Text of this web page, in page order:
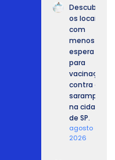
Descubra
os locais
com
menos
espera
para
vacinação
contra o
sarampo
na cidade
de SP.
agosto 8,
2026